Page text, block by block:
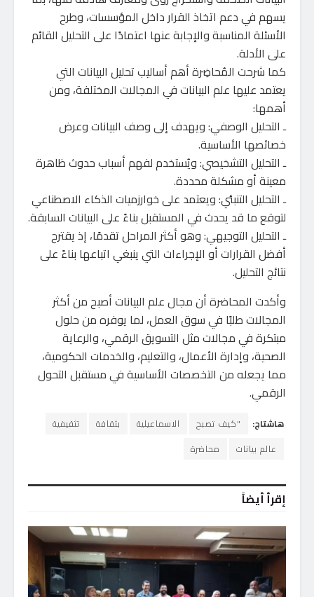
يسهم في دعم اتخاذ القرار داخل المؤسسات، وطرح
الأسئلة المناسبة والإجابة عنها اعتمادًا على التحليل القائم
على الأدلة.
كما شرحت المُحاضِرة أهم أساليب تحليل البيانات التي
يعتمد عليها علم البيانات في المجالات المختلفة، ومن
أهمها:
ـ التحليل الوصفي: ويهدف إلى وصف البيانات وعرض
خصائصها الأساسية.
ـ التحليل التشخيصي: ويُستخدم لفهم أسباب حدوث ظاهرة
معينة أو مشكلة محددة.
ـ التحليل التنبئي: ويعتمد على خوارزميات الذكاء الاصطناعي
لتوقع ما قد يحدث في المستقبل بناءً على البيانات السابقة.
ـ التحليل التوجيهي: وهو أكثر المراحل تقدمًا، إذ يقترح
أفضل القرارات أو الإجراءات التي ينبغي اتباعها بناءً على
نتائج التحليل.
وأكدت المحاضرة أن مجال علم البيانات أصبح من أكثر
المجالات طلبًا في سوق العمل، لما يوفره من حلول
مبتكرة في مجالات مثل التسويق الرقمي، والرعاية
الصحية، وإدارة الأعمال، والتعليم، والخدمات الحكومية،
مما يجعله من التخصصات الأساسية في مستقبل التحول
الرقمي.
هاشتاج: "كيف تصبح الاسماعيلية بثقافة
تثقيفية
عالم بيانات
محاضرة
إقرأ أيضاً